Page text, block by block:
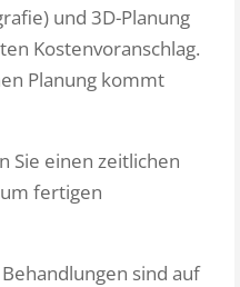
und 3D-Planung
Kostenvoranschlag.
Planung kommt
Sie einen zeitlichen
fertigen
sind auf